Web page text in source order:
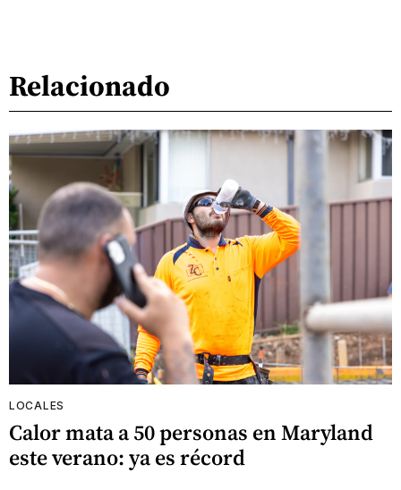
Relacionado
LOCALES
Calor mata a 50 personas en Maryland
este verano: ya es récord